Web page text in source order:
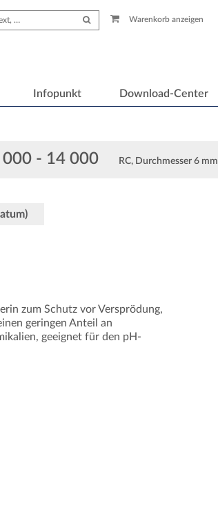
Warenkorb anzeigen
Infopunkt Download-Center
000 - 14 000 RC, Durchmesser 6 mm
zum Schutz vor Versprödung,
geringen Anteil an
geeignet für den pH-